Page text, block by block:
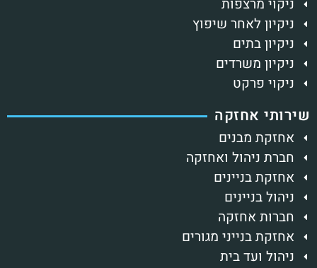
ניקוי מרצפות
ניקיון לאחר שיפוץ
ניקיון בתים
ניקיון משרדים
ניקוי פרקט
שירותי אחזקה
אחזקת מבנים
חברת ניהול ואחזקה
אחזקת בניינים
ניהול בניינים
חברות אחזקה
אחזקת בנייני מגורים
ניהול ועד בית